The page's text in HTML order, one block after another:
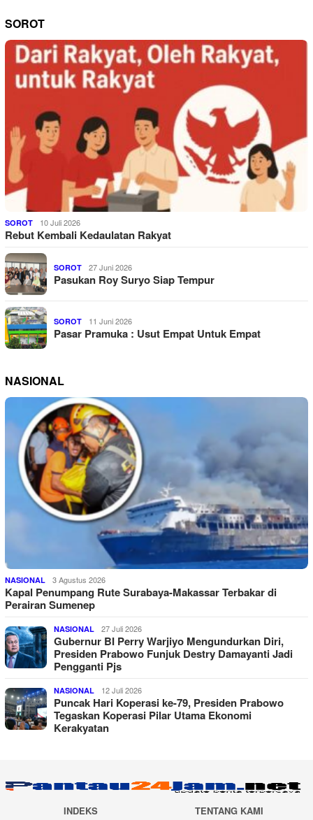
SOROT
SOROT 10 Juli 2026
Rebut Kembali Kedaulatan Rakyat
SOROT 27 Juni 2026
Pasukan Roy Suryo Siap Tempur
SOROT 11 Juni 2026
Pasar Pramuka : Usut Empat Untuk Empat
NASIONAL
NASIONAL 3 Agustus 2026
Kapal Penumpang Rute Surabaya-Makassar Terbakar di
Perairan Sumenep
NASIONAL 27 Juli 2026
Gubernur BI Perry Warjiyo Mengundurkan Diri,
Presiden Prabowo Funjuk Destry Damayanti Jadi
Pengganti Pjs
NASIONAL 12 Juli 2026
Puncak Hari Koperasi ke-79, Presiden Prabowo
Tegaskan Koperasi Pilar Utama Ekonomi
Kerakyatan
INDEKS TENTANG KAMI